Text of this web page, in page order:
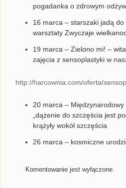
pogadanka o zdrowym
16 marca – starszaki jadą
warsztaty Zwyczaje
19 marca – Zielono mi! –
zajęcia z sensoplastyki w
http://harcownia.com/oferta/
20 marca –
„dążenie do szczęścia jest
krążyły wokół szczęścia
26 marca – kosmiczne
Komentowanie jest wyłączone.